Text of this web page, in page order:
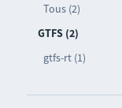
Tous (2)
GTFS (2)
gtfs-rt (1)